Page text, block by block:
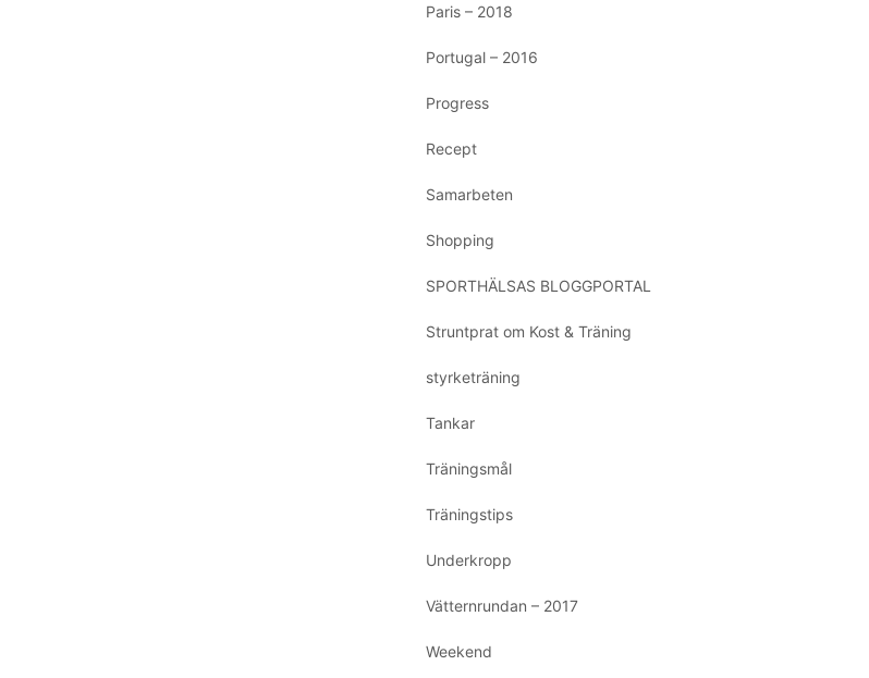
Paris – 2018
Portugal – 2016
Progress
Recept
Samarbeten
Shopping
SPORTHÄLSAS BLOGGPORTAL
Struntprat om Kost & Träning
styrketräning
Tankar
Träningsmål
Träningstips
Underkropp
Vätternrundan – 2017
Weekend